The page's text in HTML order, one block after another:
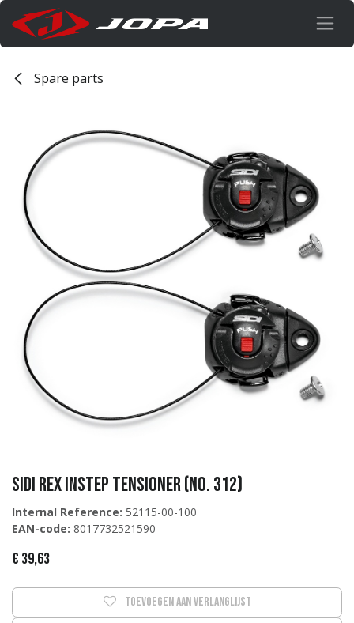
Overslaan naar inhoud
Spare parts
Sidi Rex Instep Tensioner (No. 312)
Internal Reference: 52115-00-100
EAN-code: 8017732521590
€ 39,63
Toevoegen aan verlanglijst